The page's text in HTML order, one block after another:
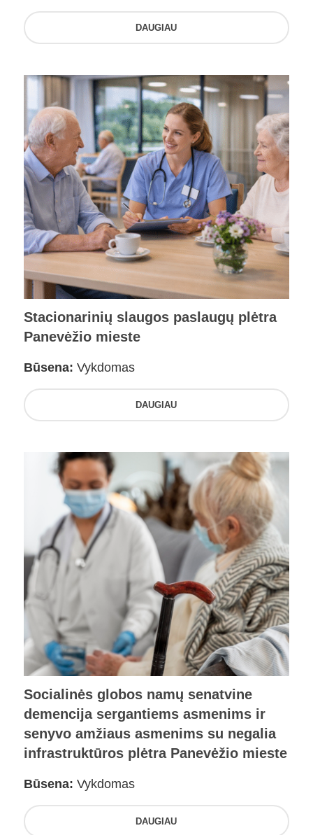
DAUGIAU
Stacionarinių slaugos paslaugų plėtra
Panevėžio mieste
Būsena: Vykdomas
DAUGIAU
Socialinės globos namų senatvine
demencija sergantiems asmenims ir
senyvo amžiaus asmenims su negalia
infrastruktūros plėtra Panevėžio mieste
Būsena: Vykdomas
DAUGIAU